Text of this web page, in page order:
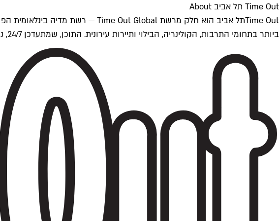
Time Out תל אביב About
ביותר בתחומי התרבות, הקולינריה, הבילוי ותיירות עירונית. התוכן, שמתעדכן 24/7, נכתב ונערך על ידי צוות עיתונאים מקצועי מקומי בישראל, בהתאם לסטנדרטים של Time Out העולמית.